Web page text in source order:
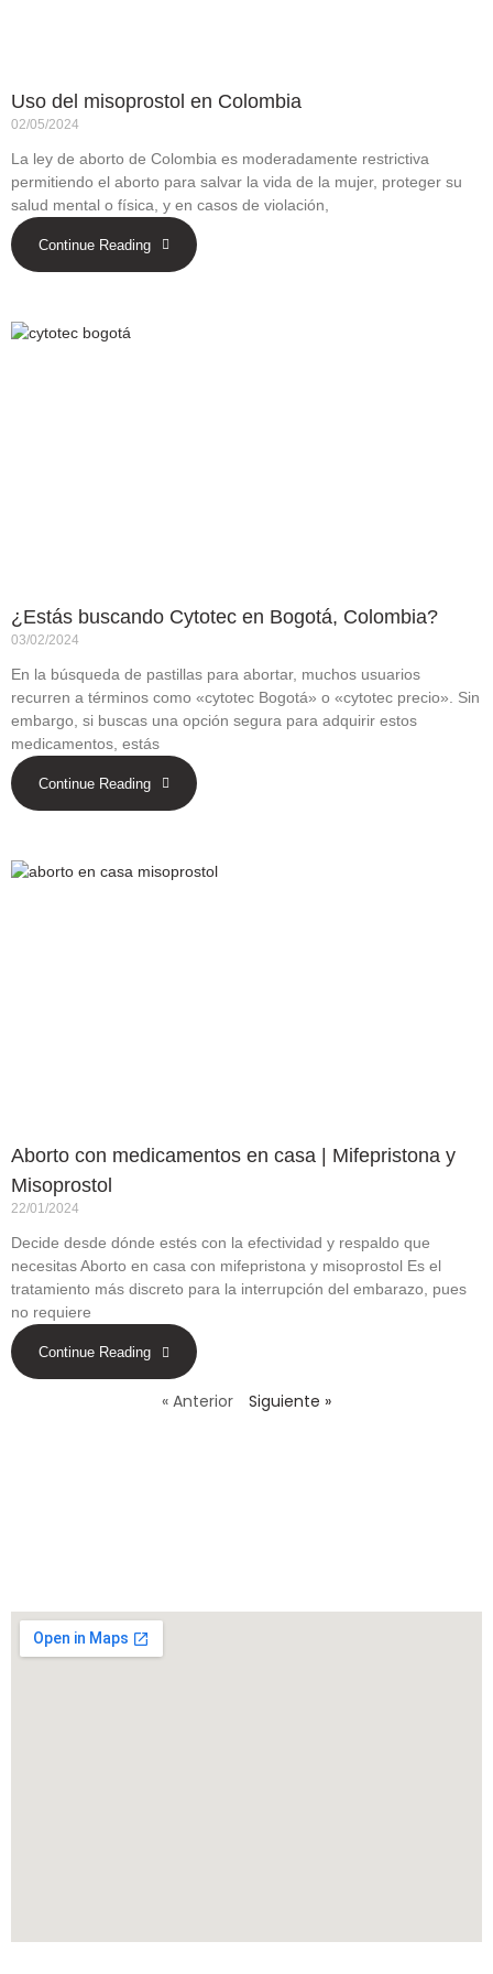
Uso del misoprostol en Colombia
02/05/2024
La ley de aborto de Colombia es moderadamente restrictiva
permitiendo el aborto para salvar la vida de la mujer, proteger su
salud mental o física, y en casos de violación,
Continue Reading
¿Estás buscando Cytotec en Bogotá, Colombia?
03/02/2024
En la búsqueda de pastillas para abortar, muchos usuarios
recurren a términos como «cytotec Bogotá» o «cytotec precio». Sin
embargo, si buscas una opción segura para adquirir estos
medicamentos, estás
Continue Reading
Aborto con medicamentos en casa | Mifepristona y
Misoprostol
22/01/2024
Decide desde dónde estés con la efectividad y respaldo que
necesitas Aborto en casa con mifepristona y misoprostol Es el
tratamiento más discreto para la interrupción del embarazo, pues
no requiere
Continue Reading
« Anterior Siguiente »